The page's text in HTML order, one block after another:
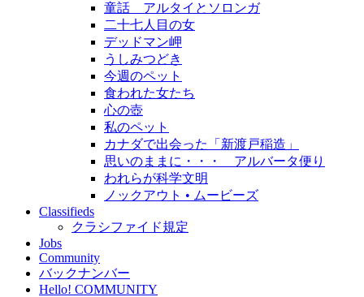
童話 アルタイとソロンガ
二十七人目の女
デッドマン岬
うしみつどき
今週のペット
食われた女たち
心の壺
私のペット
カナダで出会った「新渡戸稲造」
思いのままに・・・ アルバータ便り
われらが科学文明
ノックアウト • ムービーズ
Classifieds
クラシファイド規定
Jobs
Community
バックナンバー
Hello! COMMUNITY